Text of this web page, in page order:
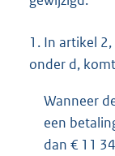
1. In artikel
onder d,
Wanneer
een
dan € 11